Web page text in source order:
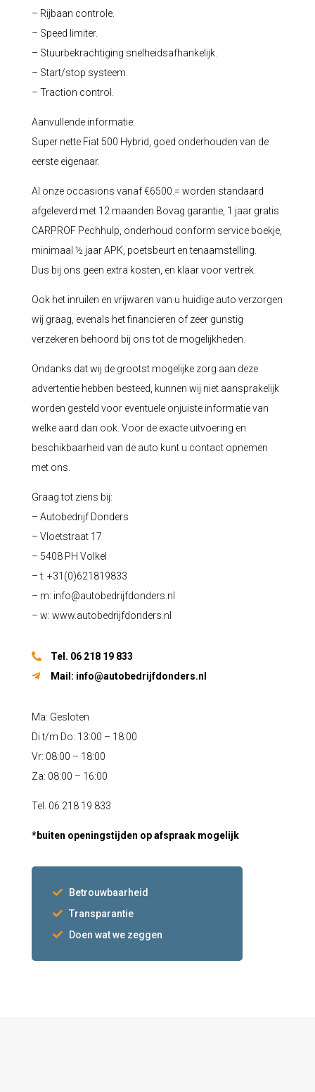
– Rijbaan controle.
– Speed limiter.
– Stuurbekrachtiging snelheidsafhankelijk.
– Start/stop systeem.
– Traction control.
Aanvullende informatie:
Super nette Fiat 500 Hybrid, goed onderhouden van de
eerste eigenaar.
Al onze occasions vanaf €6500.= worden standaard
afgeleverd met 12 maanden Bovag garantie, 1 jaar gratis
CARPROF Pechhulp, onderhoud conform service boekje,
minimaal ½ jaar APK, poetsbeurt en tenaamstelling.
Dus bij ons geen extra kosten, en klaar voor vertrek.
Ook het inruilen en vrijwaren van u huidige auto verzorgen
wij graag, evenals het financieren of zeer gunstig
verzekeren behoord bij ons tot de mogelijkheden.
Ondanks dat wij de grootst mogelijke zorg aan deze
advertentie hebben besteed, kunnen wij niet aansprakelijk
worden gesteld voor eventuele onjuiste informatie van
welke aard dan ook. Voor de exacte uitvoering en
beschikbaarheid van de auto kunt u contact opnemen
met ons.
Graag tot ziens bij:
– Autobedrijf Donders
– Vloetstraat 17
– 5408 PH Volkel
– t: +31(0)621819833
– m: info@autobedrijfdonders.nl
– w: www.autobedrijfdonders.nl
Tel. 06 218 19 833
Mail: info@autobedrijfdonders.nl
Ma: Gesloten
Di t/m Do: 13:00 – 18:00
Vr: 08:00 – 18:00
Za: 08:00 – 16:00
Tel. 06 218 19 833
*buiten openingstijden op afspraak mogelijk
Betrouwbaarheid
Transparantie
Doen wat we zeggen